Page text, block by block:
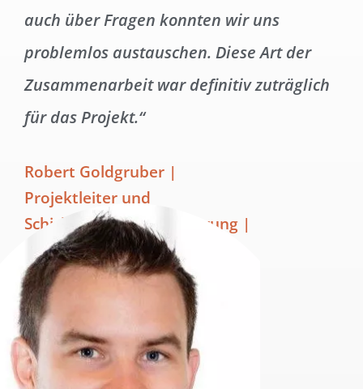
auch über Fragen konnten wir uns
problemlos austauschen. Diese Art der
Zusammenarbeit war definitiv zuträglich
für das Projekt.“
Robert Goldgruber |
Projektleiter und
Schichtplanimplementierung |
Frutura